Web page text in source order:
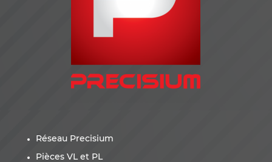
Réseau Precisium
Pièces VL et PL